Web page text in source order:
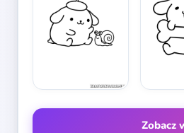
Zobacz